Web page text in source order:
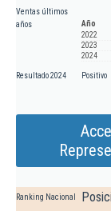
Ventas últimos
años
Año
2022
2023
2024
Resultado 2024 Positivo
Ranking Nacional